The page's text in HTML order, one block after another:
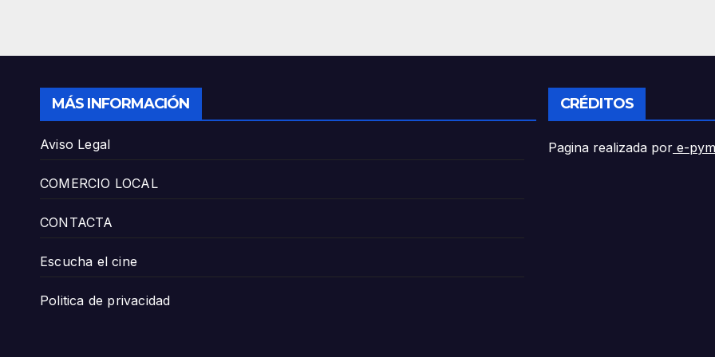
MÁS INFORMACIÓN
Aviso Legal
COMERCIO LOCAL
CONTACTA
Escucha el cine
Politica de privacidad
CRÉDITOS
Pagina realizada por e-